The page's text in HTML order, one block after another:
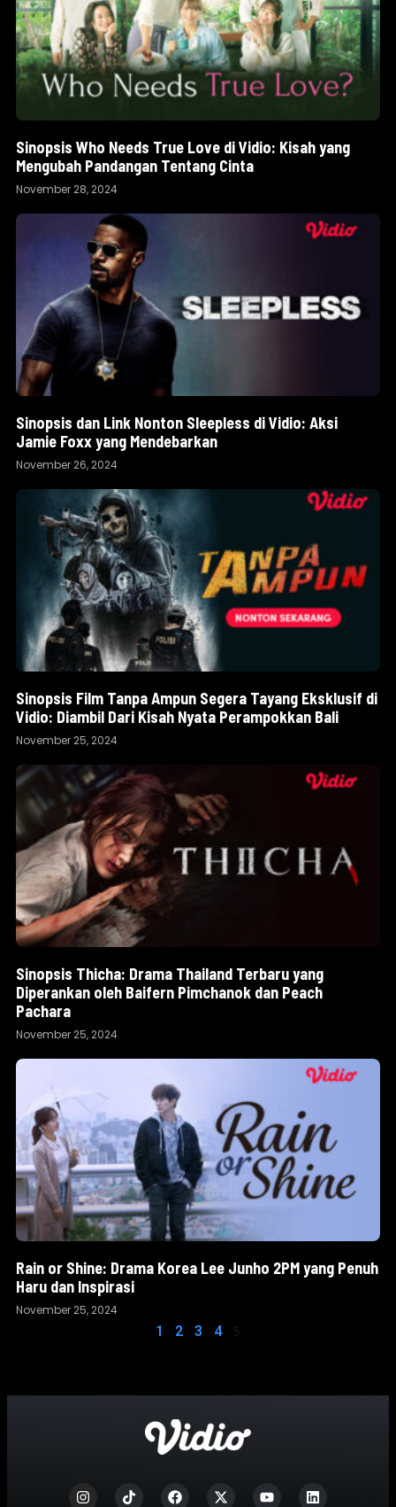
Sinopsis Who Needs True Love di Vidio: Kisah yang
Mengubah Pandangan Tentang Cinta
November 28, 2024
Sinopsis dan Link Nonton Sleepless di Vidio: Aksi
Jamie Foxx yang Mendebarkan
November 26, 2024
Sinopsis Film Tanpa Ampun Segera Tayang Eksklusif di
Vidio: Diambil Dari Kisah Nyata Perampokkan Bali
November 25, 2024
Sinopsis Thicha: Drama Thailand Terbaru yang
Diperankan oleh Baifern Pimchanok dan Peach
Pachara
November 25, 2024
Rain or Shine: Drama Korea Lee Junho 2PM yang Penuh
Haru dan Inspirasi
November 25, 2024
1 2 3 4